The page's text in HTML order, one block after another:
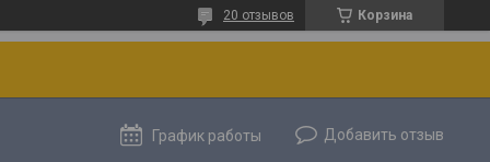
Корзина
20 отзывов
График работы Добавить отзыв